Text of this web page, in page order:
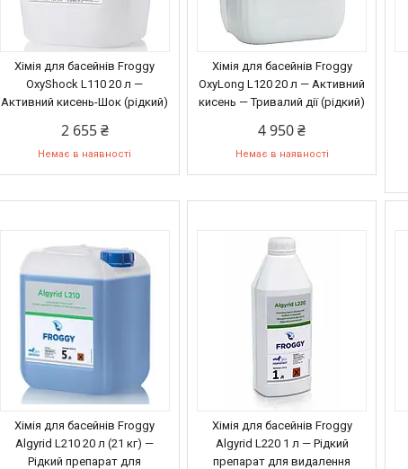
Хімія для басейнів Froggy
OxyShock L110 20 л —
Активний кисень-Шок (рідкий)
2 655 ₴
Немає в наявності
Хімія для басейнів Froggy
OxyLong L120 20 л — Активний
кисень — Тривалий дії (рідкий)
4 950 ₴
Немає в наявності
Хімія для басейнів Froggy
Algyrid L210 20 л (21 кг) —
Рідкий препарат для
Хімія для басейнів Froggy
Algyrid L220 1 л — Рідкий
препарат для видалення